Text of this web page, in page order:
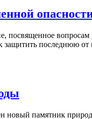
посвященное
защитить последнюю от
новый памятник